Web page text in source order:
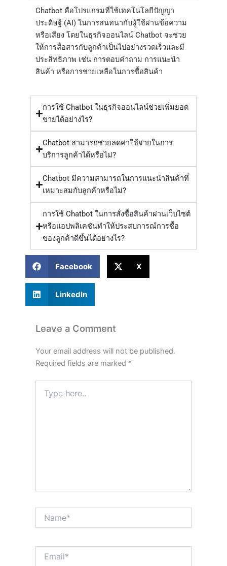
Chatbot คือโปรแกรมที่ใช้เทคโนโลยีปัญญา
ประดิษฐ์ (AI) ในการสนทนากับผู้ใช้ผ่านข้อความ
หรือเสียง โดยในธุรกิจออนไลน์ Chatbot จะช่วย
ให้การสื่อสารกับลูกค้าเป็นไปอย่างรวดเร็วและมี
ประสิทธิภาพ เช่น การตอบคำถาม การแนะนำ
สินค้า หรือการช่วยเหลือในการซื้อสินค้า
การใช้ Chatbot ในธุรกิจออนไลน์ช่วยเพิ่มยอด
ขายได้อย่างไร?
Chatbot สามารถช่วยลดค่าใช้จ่ายในการ
บริการลูกค้าได้หรือไม่?
Chatbot มีความสามารถในการแนะนำสินค้าที่
เหมาะสมกับลูกค้าหรือไม่?
การใช้ Chatbot ในการสั่งซื้อสินค้าผ่านเว็บไซต์
หรือแอปพลิเคชันทำให้ประสบการณ์การซื้อ
ของลูกค้าดีขึ้นได้อย่างไร?
Facebook X
LinkedIn
Leave a Comment
Your email address will not be published.
Required fields are marked *
here..